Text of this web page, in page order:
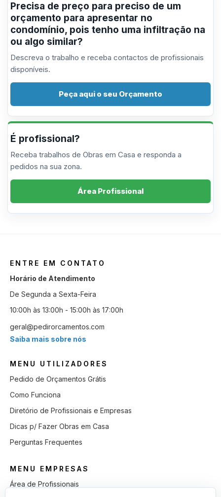
Precisa de preço para preciso de um
orçamento para apresentar no
condomínio, pois tenho uma infiltração na
ou algo similar?
Descreva o trabalho e receba contactos de profissionais
disponíveis.
Peça aqui o seu Orçamento
É profissional?
Receba trabalhos de Obras em Casa e responda a
pedidos na sua zona.
Área Profissional
ENTRE EM CONTATO
Horário de Atendimento
De Segunda a Sexta-Feira
10:00h às 13:00h - 15:00h às 17:00h
geral@pedirorcamentos.com
Saiba mais sobre nós
MENU UTILIZADORES
Pedido de Orçamentos Grátis
Como Funciona
Diretório de Profissionais e Empresas
Dicas p/ Fazer Obras em Casa
Perguntas Frequentes
MENU EMPRESAS
Área de Profissionais